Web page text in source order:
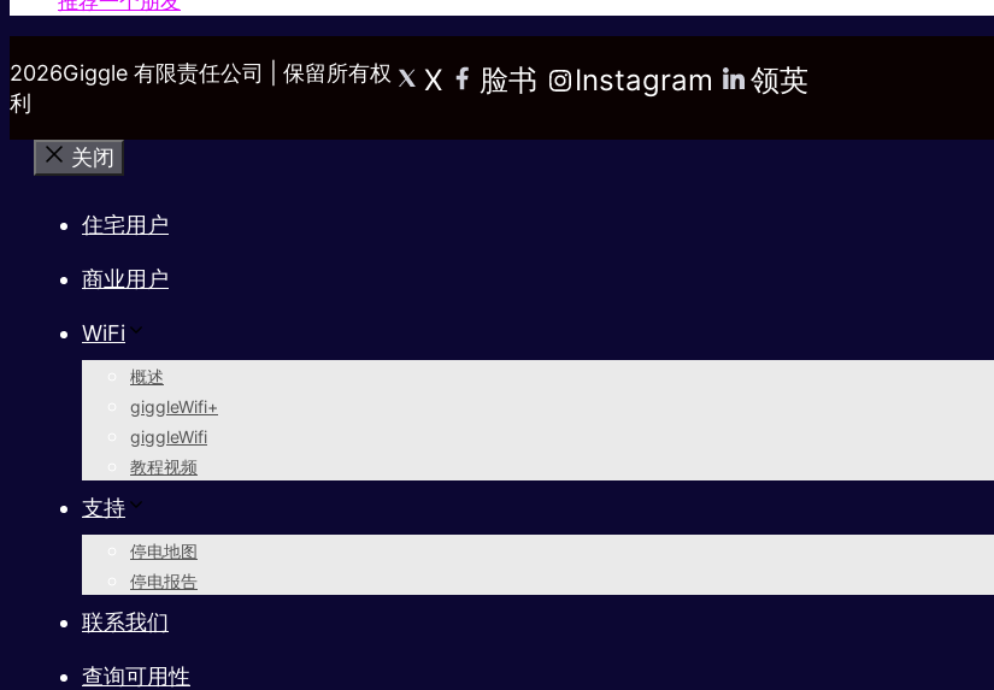
2026Giggle 有限责任公司 | 保留所有权
利
X 脸书 Instagram 领英
关闭
住宅用户
商业用户
WiFi
概述
giggleWifi+
giggleWifi
教程视频
支持
停电地图
停电报告
联系我们
查询可用性